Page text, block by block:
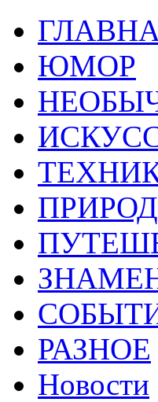
ЮМОР
РАЗНОЕ
Новости